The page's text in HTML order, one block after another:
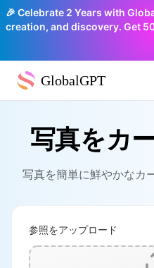
🎉 Celebrate 2 Years with
creation, and discovery. Get
GlobalGPT
写真をカ
写真を簡単に鮮やかなカ
参照をアップロード